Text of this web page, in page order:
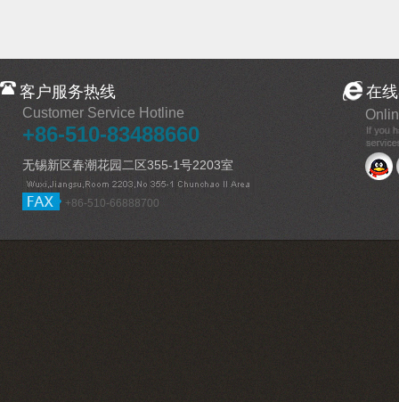
客户服务热线
Customer Service Hotline
+86-510-83488660
无锡新区春潮花园二区355-1号2203室
+86-510-66888700
在